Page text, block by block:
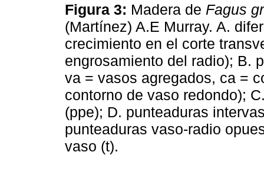
Figura 3: Madera de Fagus
(Martínez) A.E Murray. A.
crecimiento en el corte
engrosamiento del radio); B.
va = vasos agregados, ca =
contorno de vaso redondo);
(ppe); D. punteaduras
punteaduras vaso-radio
vaso (t).